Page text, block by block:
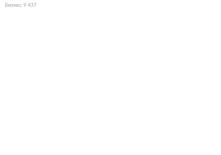
Бизнес 9 437